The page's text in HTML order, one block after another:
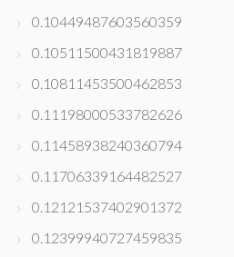
0.10449487603560359
0.10511500431819887
0.10811453500462853
0.11198000533782626
0.11458938240360794
0.11706339164482527
0.12121537402901372
0.12399940727459835